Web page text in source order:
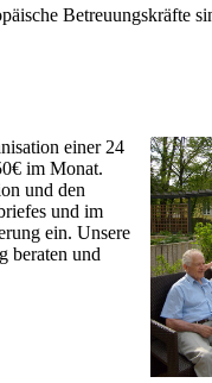
Betreuungskräfte
einer 24
im Monat.
und den
und im
ein. Unsere
beraten und